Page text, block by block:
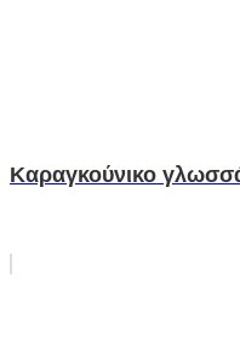
Καραγκούνικο